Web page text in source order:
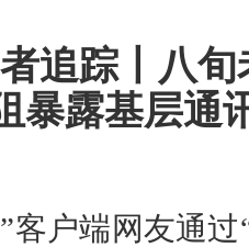
追踪丨八
暴露基层通
客户端网友通